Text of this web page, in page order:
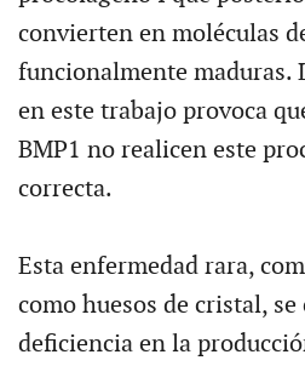
convierten en moléculas
funcionalmente maduras.
en este trabajo provoca
BMP1 no realicen este
correcta.
Esta enfermedad rara,
como huesos de cristal,
deficiencia en la